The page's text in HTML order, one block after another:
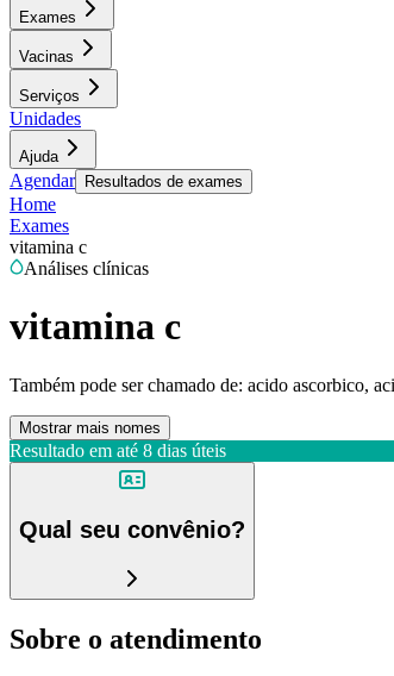
Exames
Vacinas
Serviços
Unidades
Ajuda
Agendar Resultados de exames
Home
Exames
vitamina c
Análises clínicas
vitamina c
Também pode ser chamado de: acido ascorbico,
Mostrar mais nomes
Resultado em até 8 dias úteis
Qual seu convênio?
Sobre o atendimento